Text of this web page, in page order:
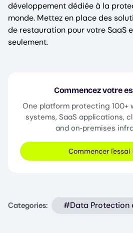
développement dédiée à la
monde. Mettez en place des
de restauration pour votre SaaS
seulement.
Commencez votre
One platform protecting 100+
systems, SaaS applications,
and on‑premises
Commencer
Categories: #Data Protection